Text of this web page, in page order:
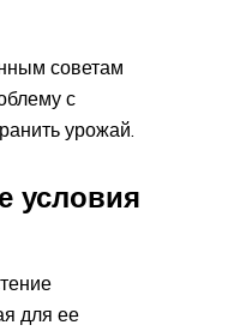
советам
с
урожай.
условия
для ее